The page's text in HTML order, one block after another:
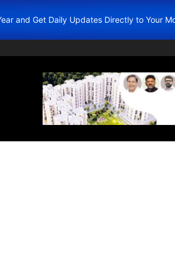
and Get Daily Updates Directly to Your